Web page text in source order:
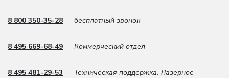
8 800 350-35-28 — бесплатный звонок
8 495 669-68-49 — Коммерческий отдел
8 495 481-29-53 — Техническая поддержка. Лазерное